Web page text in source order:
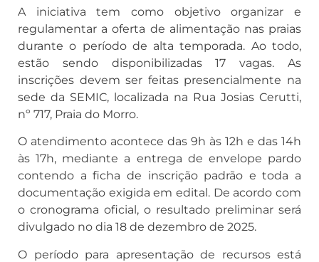
A iniciativa tem como objetivo organizar e
regulamentar a oferta de alimentação nas praias
durante o período de alta temporada. Ao todo,
estão sendo disponibilizadas 17 vagas. As
inscrições devem ser feitas presencialmente na
sede da SEMIC, localizada na Rua Josias Cerutti,
nº 717, Praia do Morro.
O atendimento acontece das 9h às 12h e das 14h
às 17h, mediante a entrega de envelope pardo
contendo a ficha de inscrição padrão e toda a
documentação exigida em edital. De acordo com
o cronograma oficial, o resultado preliminar será
divulgado no dia 18 de dezembro de 2025.
O período para apresentação de recursos está